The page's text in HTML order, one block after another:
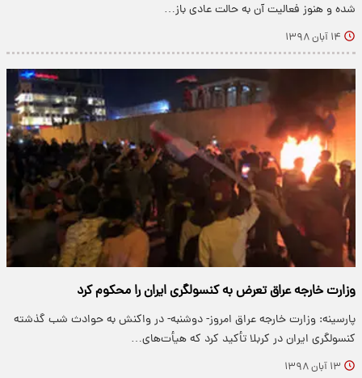
شده و هنوز فعالیت آن به حالت عادی باز…
۱۴ آبان ۱۳۹۸
وزارت خارجه عراق تعرض به کنسولگری ایران را محکوم کرد
پارسینه: وزارت خارجه عراق امروز- دوشنبه- در واکنش به حوادث شب گذشته
کنسولگری ایران در کربلا تأکید کرد که هیأت‌های…
۱۳ آبان ۱۳۹۸